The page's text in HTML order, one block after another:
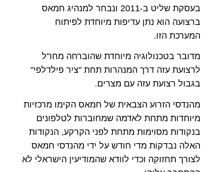
בעסקת שליט ב-2011 ונבחר למנהיג חמאס
ברצועה הוא נתן עדיפות מיוחדת לפיתוח
המערכת הזו.
מדובר בטכנולוגיה מיוחדת שהוברחה מחו"ל
לרצועת עזה דרך המנהרות תחת "ציר פילדלפי"
בגבול רצועת עזה עם מצרים.
מהנדסי הזרוע הצבאית של חמאס הקימו מרכזיות
מיוחדות מתחת לאדמה שמחוברות לטלפונים
בנקודות מסוימות מתחת לפני הקרקע, הנקודות
האלה נבדקות מדי חודש על ידי מהנדסי חמאס
לצורך תחזוקה וכדי לוודא שהמודיעין הישראלי לא